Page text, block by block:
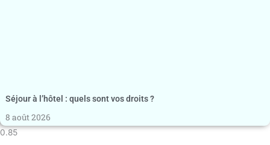
Séjour à l’hôtel : quels sont vos droits ?
8 août 2026